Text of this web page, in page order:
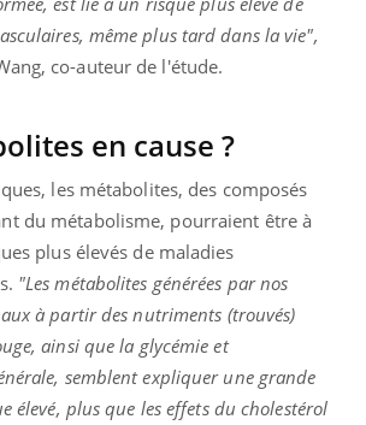
même plus tard dans la vie",
co-auteur de l'étude.
en cause ?
les métabolites, des composés
du métabolisme, pourraient être à
plus élevés de maladies
"Les métabolites générées par nos
à partir des nutriments (trouvés)
ainsi que la glycémie et
semblent expliquer une grande
élevé, plus que les effets du cholestérol